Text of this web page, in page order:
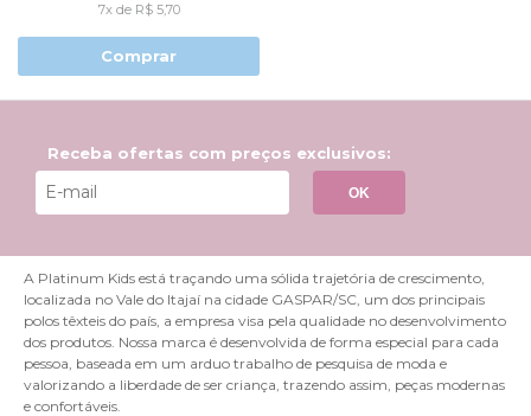
7x de R$ 5,70
Comprar
Receba ofertas com preços exclusivos:
OK
A Platinum Kids está traçando uma sólida trajetória de crescimento,
localizada no Vale do Itajaí na cidade GASPAR/SC, um dos principais
polos têxteis do país, a empresa visa pela qualidade no desenvolvimento
dos produtos. Nossa marca é desenvolvida de forma especial para cada
pessoa, baseada em um arduo trabalho de pesquisa de moda e
valorizando a liberdade de ser criança, trazendo assim, peças modernas
e confortáveis.